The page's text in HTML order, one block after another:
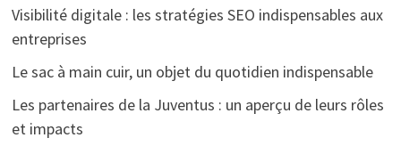
Visibilité digitale : les stratégies SEO indispensables aux
entreprises
Le sac à main cuir, un objet du quotidien indispensable
Les partenaires de la Juventus : un aperçu de leurs rôles
et impacts